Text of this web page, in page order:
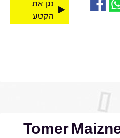
נגן את
הקטע
Tomer